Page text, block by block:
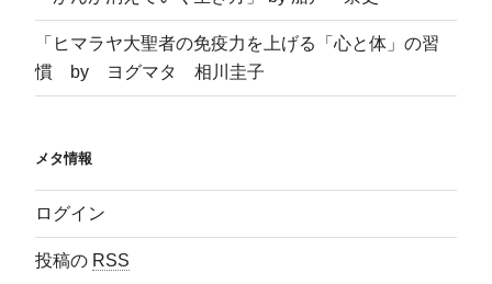
「ヒマラヤ大聖者の免疫力を上げる「心と体」の習
慣 by ヨグマタ 相川圭子
メタ情報
ログイン
投稿の RSS